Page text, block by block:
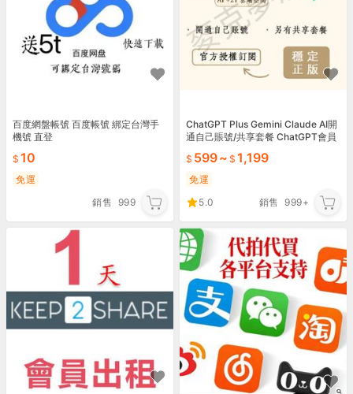
百度網盤帳號 百度帳號 綁定台灣手
機號 直登
10
免運
銷售
999
ChatGPT Plus Gemini Claude AI開
通自己賬號/共享套餐 ChatGPT會員
599~ 1,199
免運
5.0
銷售 999+